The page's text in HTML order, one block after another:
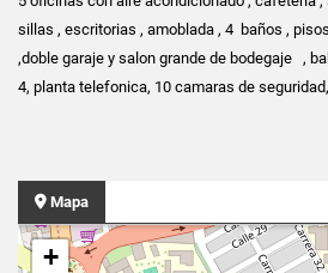
sillas , escritorias , amoblada , 4 baños ,
,doble garaje y salon grande de bodegaje ,
4, planta telefonica, 10 camaras de
Mapa
+